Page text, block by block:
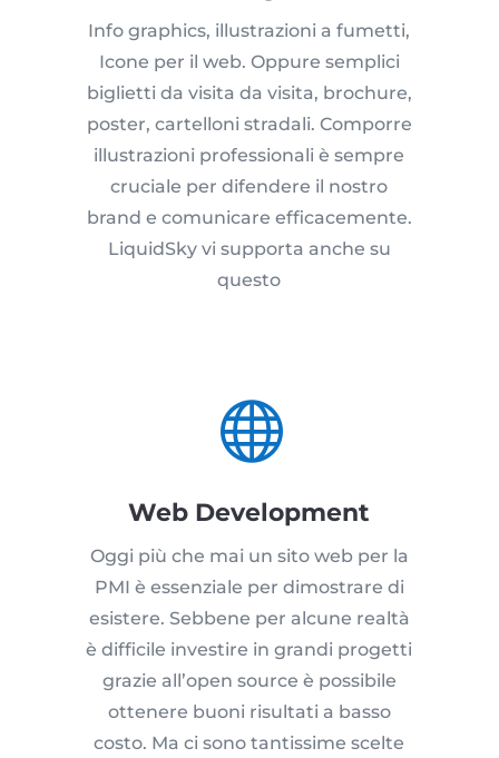
Info graphics, illustrazioni a fumetti,
Icone per il web. Oppure semplici
biglietti da visita da visita, brochure,
poster, cartelloni stradali. Comporre
illustrazioni professionali è sempre
cruciale per difendere il nostro
brand e comunicare efficacemente.
LiquidSky vi supporta anche su
questo

Web Development
Oggi più che mai un sito web per la
PMI è essenziale per dimostrare di
esistere. Sebbene per alcune realtà
è difficile investire in grandi progetti
grazie all’open source è possibile
ottenere buoni risultati a basso
costo. Ma ci sono tantissime scelte